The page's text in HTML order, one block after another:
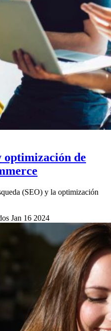
optimización de
(SEO) y la optimización
Jan 16 2024